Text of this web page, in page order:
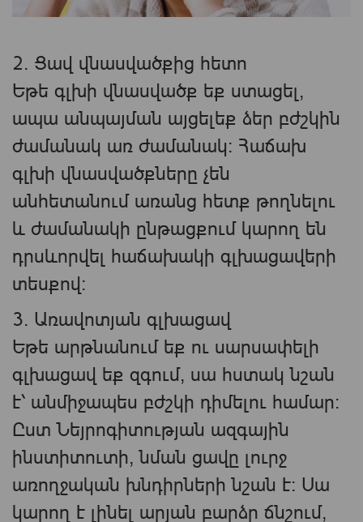
2. Ցավ վնասվածքից հետո
Եթե ​​գլխի վնասվածք եք ստացել,
ապա անպայման այցելեք ձեր բժշկին
ժամանակ առ ժամանակ։ Հաճախ
գլխի վնասվածքները չեն
անհետանում առանց հետք թողնելու
և ժամանակի ընթացքում կարող են
դրսևորվել հաճախակի գլխացավերի
տեսքով։
3. Առավոտյան գլխացավ
Եթե ​​արթնանում եք ու սարսափելի
գլխացավ եք զգում, սա հստակ նշան
է՝ անմիջապես բժշկի դիմելու համար։
Ըստ Նեյրոգիտության ազգային
ինստիտուտի, նման ցավը լուրջ
առողջական խնդիրների նշան է: Սա
կարող է լինել արյան բարձր ճնշում,